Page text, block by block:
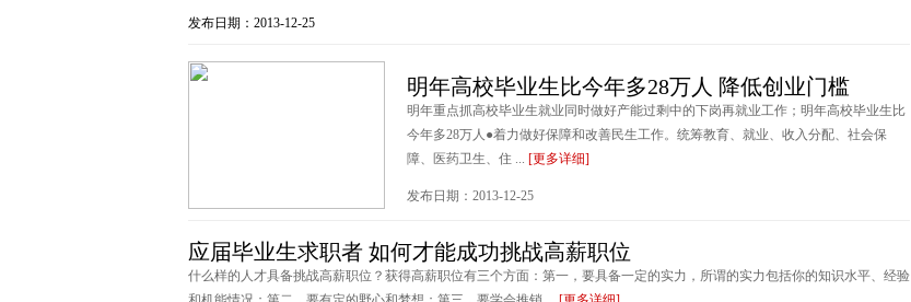
发布日期：2013-12-25
明年高校毕业生比今年多28万人 降低创业门槛
明年重点抓高校毕业生就业同时做好产能过剩中的下岗再就业工作；明年高校毕业生比
今年多28万人●着力做好保障和改善民生工作。统筹教育、就业、收入分配、社会保
障、医药卫生、住 ... [更多详细]
发布日期：2013-12-25
应届毕业生求职者 如何才能成功挑战高薪职位
什么样的人才具备挑战高薪职位？获得高薪职位有三个方面：第一，要具备一定的实力，所谓的实力包括你的知识水平、经验